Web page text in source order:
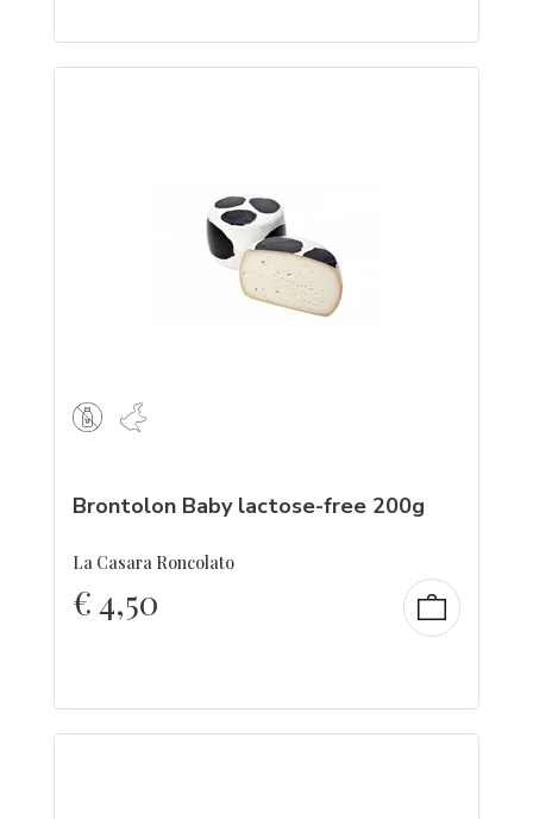
Brontolon Baby lactose-free 200g
La Casara Roncolato
€4,50